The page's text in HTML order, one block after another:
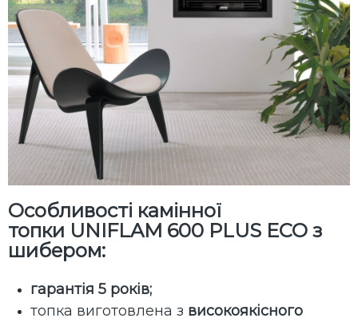
Особливості камінної
топки UNIFLAM 600 PLUS ECO з
шибером:
гарантія 5 років;
топка виготовлена ​​з високоякісного